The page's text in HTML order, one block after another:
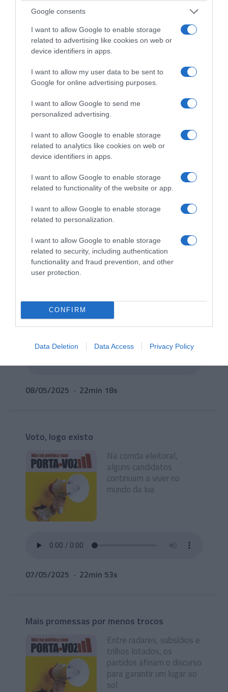
Google consents
I want to allow Google to enable storage
related to advertising like cookies on web or
device identifiers in apps.
I want to allow my user data to be sent to
Google for online advertising purposes.
I want to allow Google to send me
personalized advertising.
I want to allow Google to enable storage
related to analytics like cookies on web or
device identifiers in apps.
I want to allow Google to enable storage
related to functionality of the website or app.
I want to allow Google to enable storage
related to personalization.
I want to allow Google to enable storage
related to security, including authentication
functionality and fraud prevention, and other
user protection.
CONFIRM
Data Deletion Data Access Privacy Policy
Votar em primeiro lugar
Nunca tantos eleitores se
inscreveram para a
modalidade de voto
antecipado em mobilidade
como para estas eleições
Legislativas.
09/05/2025 18min 21s
Ficar ou ir embora?
percebe muito bem de
onde vieram
08/05/2025 22min 18s
Voto, logo existo
Na corrida eleitoral,
alguns candidatos
continuam a viver no
mundo da lua
07/05/2025 22min 53s
Mais promessas por menos trocos
Entre radares, subsídios e
trilhos lotados, os
partidos afinam o discurso
para garantir um lugar ao
sol